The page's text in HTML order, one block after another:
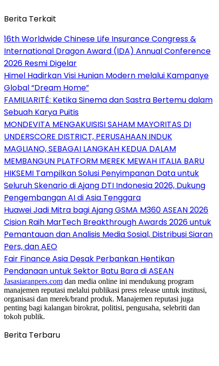
Berita Terkait
16th Worldwide Chinese Life Insurance Congress &
International Dragon Award (IDA) Annual Conference
2026 Resmi Digelar
Himel Hadirkan Visi Hunian Modern melalui Kampanye
Global “Dream Home”
FAMILIARITÉ: Ketika Sinema dan Sastra Bertemu dalam
Sebuah Karya Puitis
MONDEVITA MENGAKUISISI SAHAM MAYORITAS DI
UNDERSCORE DISTRICT, PERUSAHAAN INDUK
MAGLIANO, SEBAGAI LANGKAH KEDUA DALAM
MEMBANGUN PLATFORM MEREK MEWAH ITALIA BARU
HIKSEMI Tampilkan Solusi Penyimpanan Data untuk
Seluruh Skenario di Ajang DTI Indonesia 2026, Dukung
Pengembangan AI di Asia Tenggara
Huawei Jadi Mitra bagi Ajang GSMA M360 ASEAN 2026
Cision Raih MarTech Breakthrough Awards 2026 untuk
Pemantauan dan Analisis Media Sosial, Distribusi Siaran
Pers, dan AEO
Fair Finance Asia Desak Perbankan Hentikan
Pendanaan untuk Sektor Batu Bara di ASEAN
Jasasiaranpers.com dan media online ini mendukung program
manajemen reputasi melalui publikasi press release untuk institusi,
organisasi dan merek/brand produk. Manajemen reputasi juga
penting bagi kalangan birokrat, politisi, pengusaha, selebriti dan
tokoh publik.
Berita Terbaru